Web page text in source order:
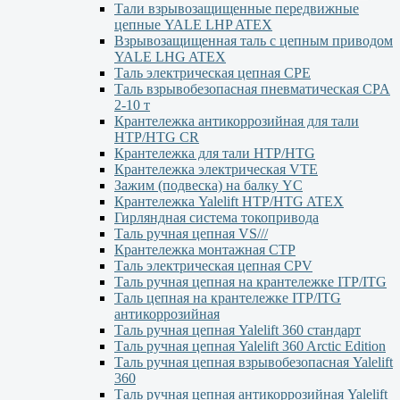
Тали взрывозащищенные передвижные
цепные YALE LHP ATEX
Взрывозащищенная таль с цепным приводом
YALE LHG ATEX
Таль электрическая цепная CPE
Таль взрывобезопасная пневматическая CPA
2-10 т
Крантележка антикоррозийная для тали
HTP/HTG CR
Крантележка для тали HTP/HTG
Крантележка электрическая VTE
Зажим (подвеска) на балку YC
Крантележка Yalelift НТР/НТG ATEX
Гирляндная система токопривода
Таль ручная цепная VS///
Крантележка монтажная СТР
Таль электрическая цепная CPV
Таль ручная цепная на крантележке ITP/ITG
Таль цепная на крантележке ITP/ITG
антикоррозийная
Таль ручная цепная Yalelift 360 стандарт
Таль ручная цепная Yalelift 360 Arctic Edition
Таль ручная цепная взрывобезопасная Yalelift
360
Таль ручная цепная антикоррозийная Yalelift